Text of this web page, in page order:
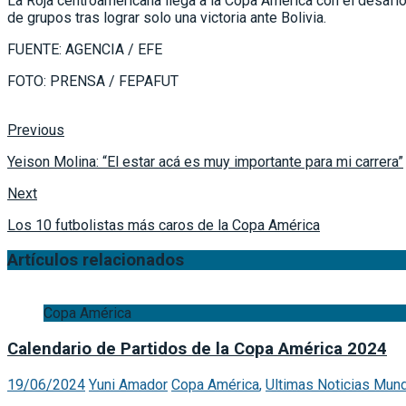
de grupos tras lograr solo una victoria ante Bolivia.
FUENTE: AGENCIA / EFE
FOTO: PRENSA / FEPAFUT
Previous
Yeison Molina: “El estar acá es muy importante para mi carrera”
Next
Los 10 futbolistas más caros de la Copa América
Artículos relacionados
Copa América
Calendario de Partidos de la Copa América 2024
19/06/2024 Yuni Amador Copa América, Ultimas Noticias